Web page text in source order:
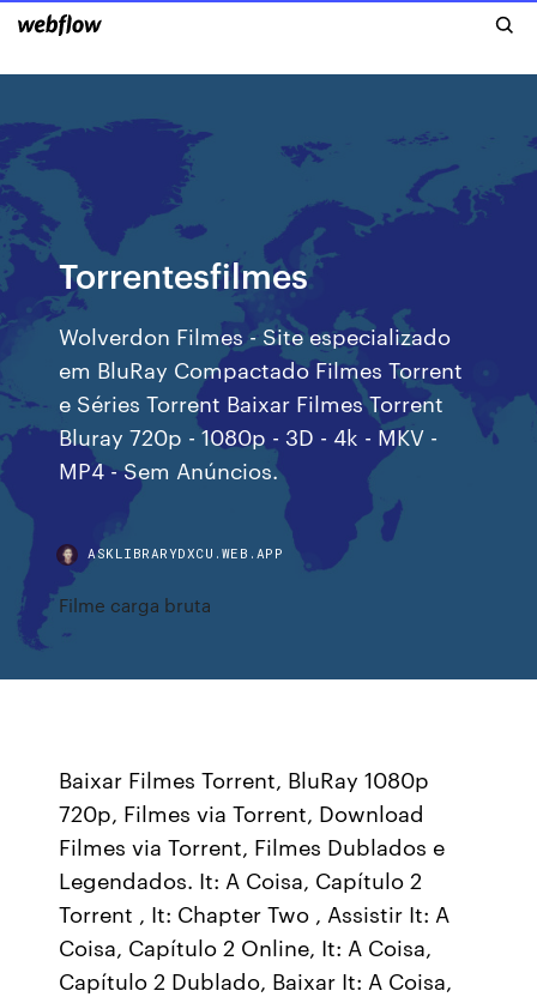
Torrentesfilmes
Wolverdon Filmes - Site especializado
em BluRay Compactado Filmes Torrent
e Séries Torrent Baixar Filmes Torrent
Bluray 720p - 1080p - 3D - 4k - MKV -
MP4 - Sem Anúncios.
ASKLIBRARYDXCU.WEB.APP
Filme carga bruta
Baixar Filmes Torrent, BluRay 1080p
720p, Filmes via Torrent, Download
Filmes via Torrent, Filmes Dublados e
Legendados. It: A Coisa, Capítulo 2
Torrent , It: Chapter Two , Assistir It: A
Coisa, Capítulo 2 Online, It: A Coisa,
Capítulo 2 Dublado, Baixar It: A Coisa,